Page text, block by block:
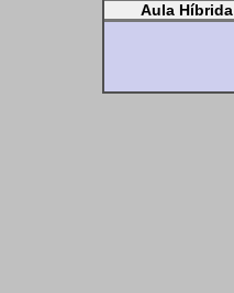
Aula Híbrida